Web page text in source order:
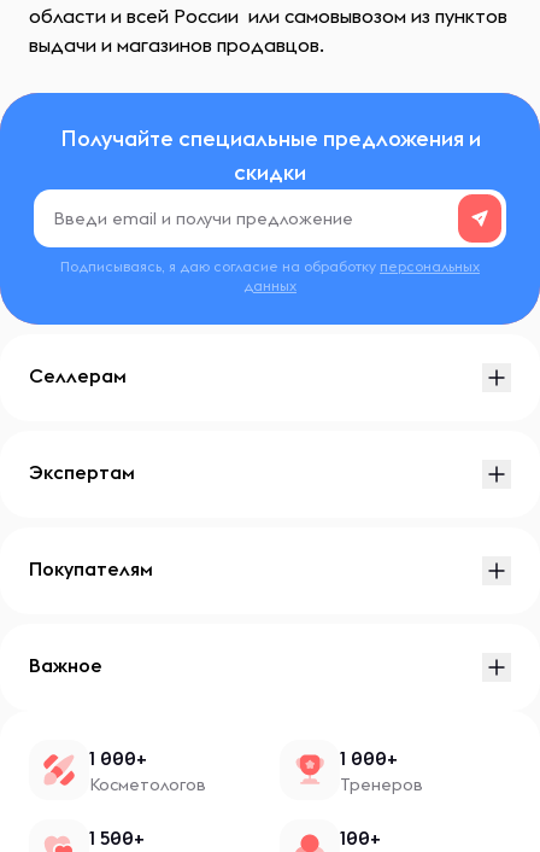
области и всей России или самовывозом из пунктов
выдачи и магазинов продавцов.
Получайте специальные предложения и
скидки
Подписываясь, я даю согласие на обработку персональных
данных
Селлерам
Экспертам
Покупателям
Важное
1 000+
Косметологов
1 000+
Тренеров
1 500+ 100+